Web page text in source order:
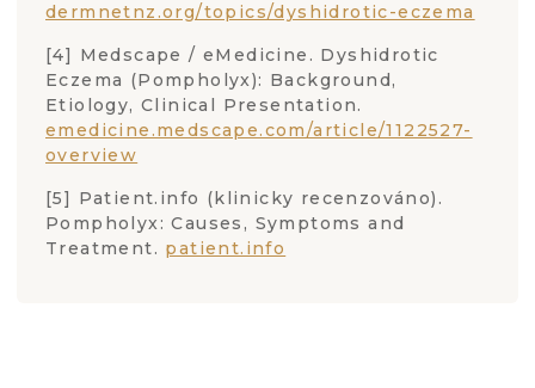
dermnetnz.org/topics/dyshidrotic-eczema
[4] Medscape / eMedicine. Dyshidrotic
Eczema (Pompholyx): Background,
Etiology, Clinical Presentation.
emedicine.medscape.com/article/1122527-
overview
[5] Patient.info (klinicky recenzováno).
Pompholyx: Causes, Symptoms and
Treatment. patient.info